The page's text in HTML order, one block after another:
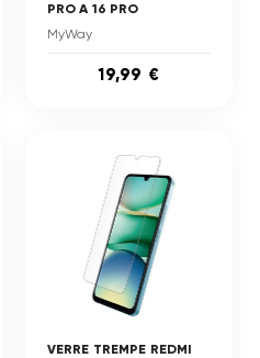
PRO A 16 PRO
MyWay
19,99 €
VERRE TREMPE REDMI